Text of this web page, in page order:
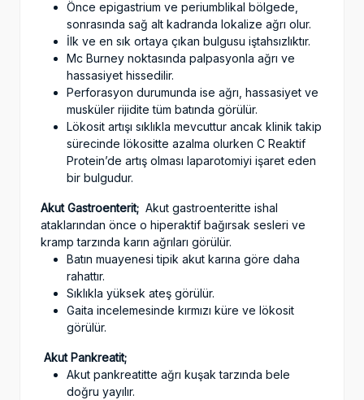
Önce epigastrium ve periumblikal bölgede,
sonrasında sağ alt kadranda lokalize ağrı olur.
İlk ve en sık ortaya çıkan bulgusu iştahsızlıktır.
Mc Burney noktasında palpasyonla ağrı ve
hassasiyet hissedilir.
Perforasyon durumunda ise ağrı, hassasiyet ve
musküler rijidite tüm batında görülür.
Lökosit artışı sıklıkla mevcuttur ancak klinik takip
sürecinde lökositte azalma olurken C Reaktif
Protein’de artış olması laparotomiyi işaret eden
bir bulgudur.
Akut Gastroenterit; Akut gastroenteritte ishal
ataklarından önce o hiperaktif bağırsak sesleri ve
kramp tarzında karın ağrıları görülür.
Batın muayenesi tipik akut karına göre daha
rahattır.
Sıklıkla yüksek ateş görülür.
Gaita incelemesinde kırmızı küre ve lökosit
görülür.
Akut Pankreatit;
Akut pankreatitte ağrı kuşak tarzında bele
doğru yayılır.